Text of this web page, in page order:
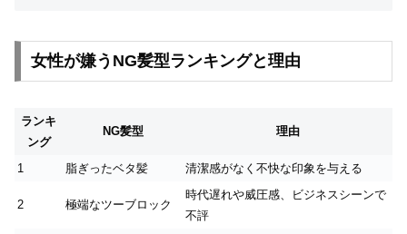
女性が嫌うNG髪型ランキングと理由
ランキ
ング
NG髪型 理由
1 脂ぎったベタ髪 清潔感がなく不快な印象を与える
2 極端なツーブロック
時代遅れや威圧感、ビジネスシーンで
不評